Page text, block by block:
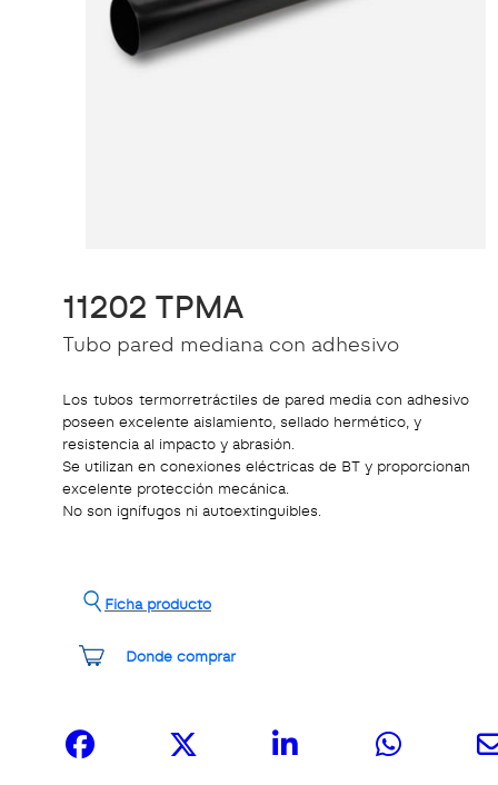
11202 TPMA
Tubo pared mediana con adhesivo
Los tubos termorretráctiles de pared media con adhesivo
poseen excelente aislamiento, sellado hermético, y
resistencia al impacto y abrasión.
Se utilizan en conexiones eléctricas de BT y proporcionan
excelente protección mecánica.
No son ignífugos ni autoextinguibles.
Donde comprar
Ficha producto